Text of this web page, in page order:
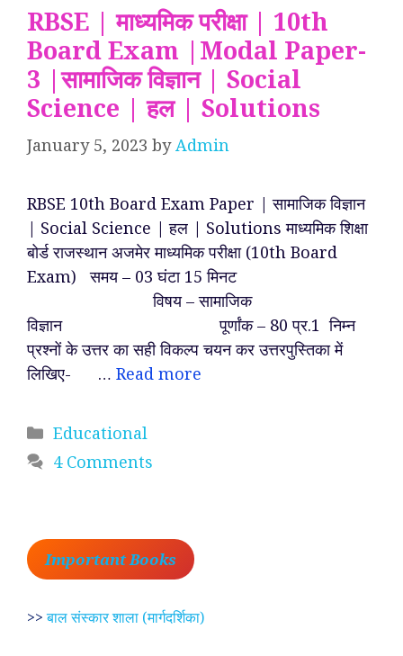
RBSE | माध्यमिक परीक्षा | 10th
Board Exam |Modal Paper-
3 |सामाजिक विज्ञान | Social
Science | हल | Solutions
January 5, 2023 byAdmin
RBSE 10th Board Exam Paper | सामाजिक विज्ञान
| Social Science | हल | Solutions माध्यमिक शिक्षा
बोर्ड राजस्थान अजमेर माध्यमिक परीक्षा (10th Board
Exam) समय – 03 घंटा 15 मिनट
विषय – सामाजिक
विज्ञान पूर्णांक – 80 प्र.1 निम्न
प्रश्नों के उत्तर का सही विकल्प चयन कर उत्तरपुस्तिका में
लिखिए- … Read more
Categories
Educational
4 Comments
Important Books
>>बाल संस्कार शाला (मार्गदर्शिका)